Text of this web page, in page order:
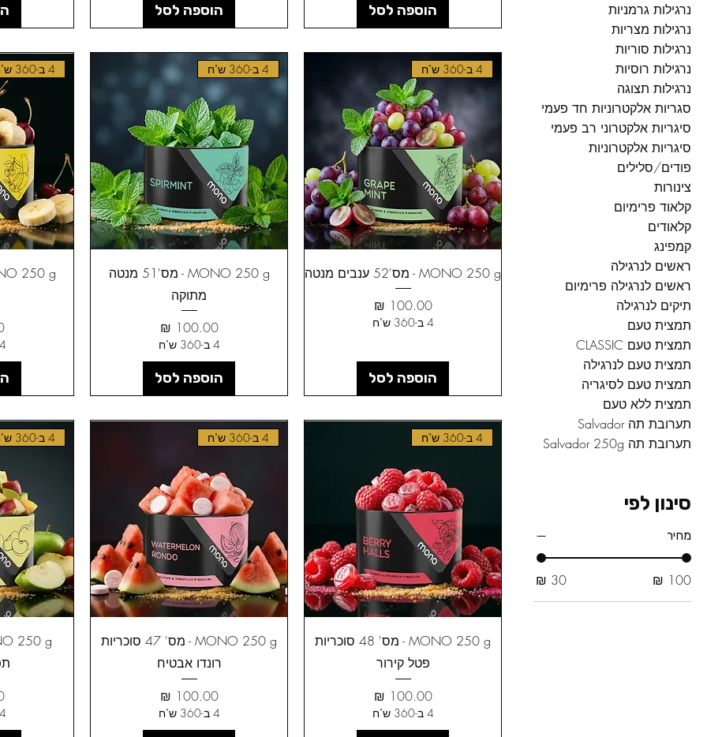
נרגילות גרמניות
נרגילות מצריות
נרגילות סוריות
נרגילות רוסיות
נרגילות תצוגה
סגריות אלקטרוניות חד פעמי
סיגריות אלקטרוני רב פעמי
סיגריות אלקטרוניות
פודים/סלילים
צינורות
קלאוד פרימיום
קלאודים
קמפינג
ראשים לנרגילה
ראשים לנרגילה פרימיום
תיקים לנרגילה
תמצית טעם
תמצית טעם CLASSIC
תמצית טעם לנרגילה
תמצית טעם לסיגריה
תמצית ללא טעם
תערובת תה Salvador
תערובת תה Salvador 250g
סינון לפי
מחיר
הוספה לסל הוספה לסל
4 ב-360 ש"ח
MONO 250 g - מס'52 ענבים מנטה
מחיר‏100.00 ‏₪
4 ב-360 ש"ח
הוספה לסל
4 ב-360 ש"ח
MONO 250 g - מס'51 מנטה
מתוקה
מחיר‏100.00 ‏₪
4 ב-360 ש"ח
הוספה לסל
4 ב-360 ש"ח
‏100.00 ‏₪
4 ב-360 ש"ח
4 ב-360 ש"ח
MONO 250 g - מס' 48 סוכריות
פטל קירור
מחיר‏100.00 ‏₪
4 ב-360 ש"ח
4 ב-360 ש"ח
MONO 250 g - מס' 47 סוכריות
רונדו אבטיח
מחיר‏100.00 ‏₪
4 ב-360 ש"ח
4 ב-360 ש"ח
‏100.00 ‏₪
4 ב-360 ש"ח